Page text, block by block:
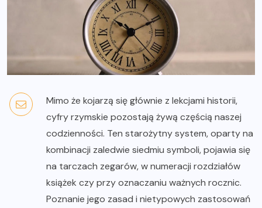
Mimo że kojarzą się głównie z lekcjami historii,
cyfry rzymskie pozostają żywą częścią naszej
codzienności. Ten starożytny system, oparty na
kombinacji zaledwie siedmiu symboli, pojawia się
na tarczach zegarów, w numeracji rozdziałów
książek czy przy oznaczaniu ważnych rocznic.
Poznanie jego zasad i nietypowych zastosowań